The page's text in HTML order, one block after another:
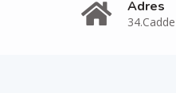
Adres